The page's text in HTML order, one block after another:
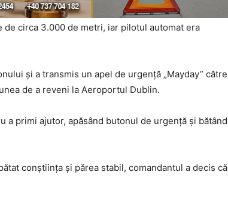
circa 3.000 de metri, iar pilotul automat era
și a transmis un apel de urgență „Mayday” către
de a reveni la Aeroportul Dublin.
a primi ajutor, apăsând butonul de urgență și bătând
conștiința și părea stabil, comandantul a decis că